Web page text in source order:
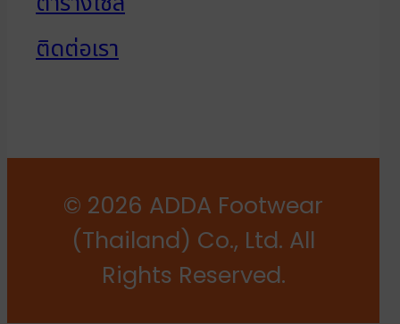
ติดต่อเรา
© 2026 ADDA Footwear
(Thailand) Co., Ltd. All
Rights Reserved.